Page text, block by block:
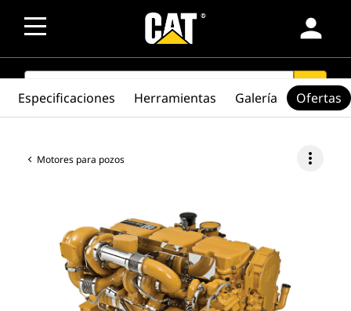
person
SEARCH search
Motores para pozos more_vert
Especificaciones Herramientas Galería Ofertas